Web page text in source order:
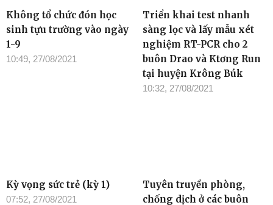
Không tổ chức đón học
sinh tựu trường vào ngày
1-9
10:49, 27/08/2021
Triển khai test nhanh
sàng lọc và lấy mẫu xét
nghiệm RT-PCR cho 2
buôn Drao và Ktơng Run
tại huyện Krông Búk
10:32, 27/08/2021
Kỳ vọng sức trẻ (kỳ 1)
07:52, 27/08/2021
Tuyên truyền phòng,
chống dịch ở các buôn